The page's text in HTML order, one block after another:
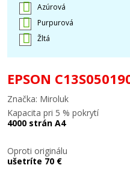
Azúrová
Purpurová
Žltá
EPSON
Značka: Miroluk
Kapacita pri 5 % pokrytí
4000 strán A4
Oproti originálu
ušetríte 70 €